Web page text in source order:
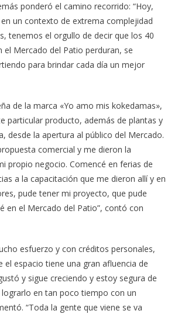
ponderó el camino recorrido: “Hoy,
un contexto de extrema complejidad
tenemos el orgullo de decir que los 40
el Mercado del Patio perduran, se
para brindar cada día un mejor
de la marca «Yo amo mis kokedamas»,
particular producto, además de plantas y
desde la apertura al público del Mercado.
comercial y me dieron la
propio negocio. Comencé en ferias de
a la capacitación que me dieron allí y en
pude tener mi proyecto, que pude
en el Mercado del Patio”, contó con
esfuerzo y con créditos personales,
el espacio tiene una gran afluencia de
y sigue creciendo y estoy segura de
en tan poco tiempo con un
“Toda la gente que viene se va